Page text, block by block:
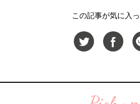
この記事が気に入